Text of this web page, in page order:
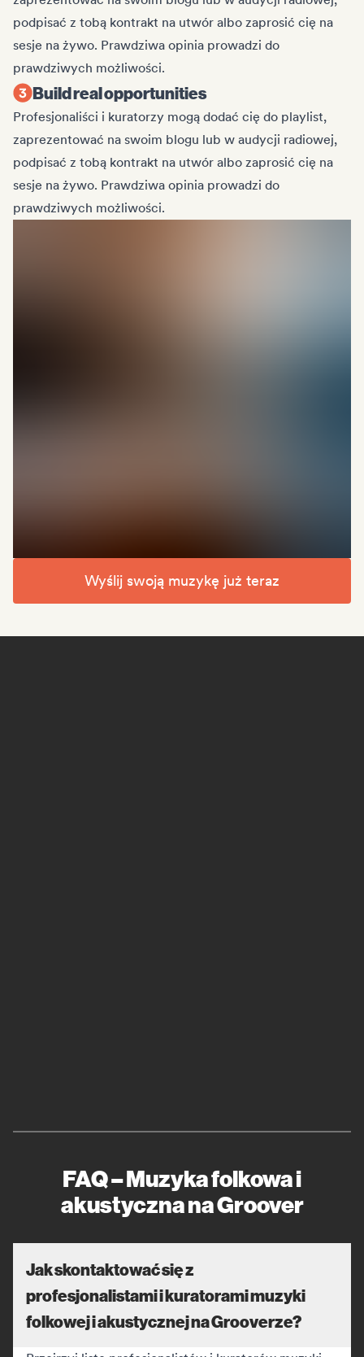
podpisać z tobą kontrakt na utwór albo zaprosić cię na
sesje na żywo. Prawdziwa opinia prowadzi do
prawdziwych możliwości.
Build real opportunities
Profesjonaliści i kuratorzy mogą dodać cię do playlist,
zaprezentować na swoim blogu lub w audycji radiowej,
podpisać z tobą kontrakt na utwór albo zaprosić cię na
sesje na żywo. Prawdziwa opinia prowadzi do
prawdziwych możliwości.
Wyślij swoją muzykę już teraz
FAQ – Muzyka folkowa i
akustyczna na Groover
Jak skontaktować się z
profesjonalistami i kuratorami muzyki
folkowej i akustycznej na Grooverze?